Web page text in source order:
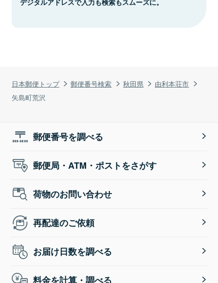
日本郵便トップ 郵便番号検索 秋田県
由利本荘市
矢島町荒沢
郵便番号を調べる
郵便局・ATM・ポストをさがす
荷物のお問い合わせ
再配達のご依頼
お届け日数を調べる
料金を計算・調べる